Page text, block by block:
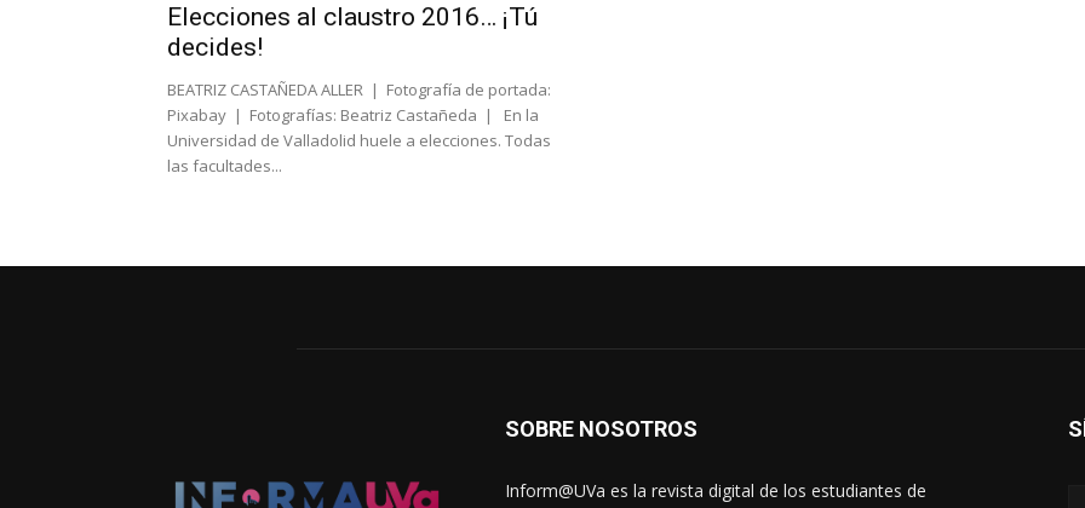
Elecciones al claustro 2016… ¡Tú
decides!
BEATRIZ CASTAÑEDA ALLER | Fotografía de portada:
Pixabay | Fotografías: Beatriz Castañeda | En la
Universidad de Valladolid huele a elecciones. Todas
las facultades...
SOBRE NOSOTROS
Inform@UVa es la revista digital de los estudiantes de